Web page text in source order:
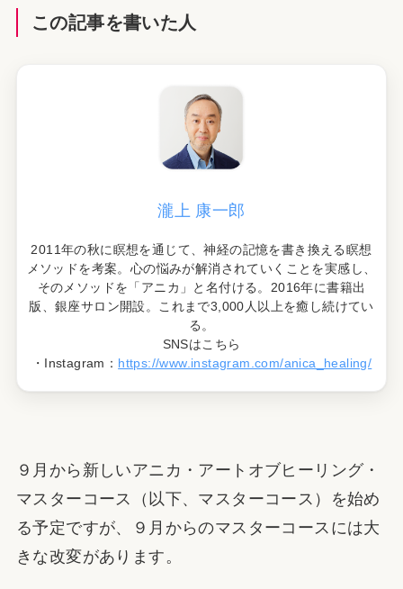
この記事を書いた人
瀧上 康一郎
2011年の秋に瞑想を通じて、神経の記憶を書き換える瞑想
メソッドを考案。心の悩みが解消されていくことを実感し、
そのメソッドを「アニカ」と名付ける。2016年に書籍出
版、銀座サロン開設。これまで3,000人以上を癒し続けてい
る。
SNSはこちら
・Instagram： https://www.instagram.com/anica_healing/
９月から新しいアニカ・アートオブヒーリング・
マスターコース（以下、マスターコース）を始め
る予定ですが、９月からのマスターコースには大
きな改変があります。